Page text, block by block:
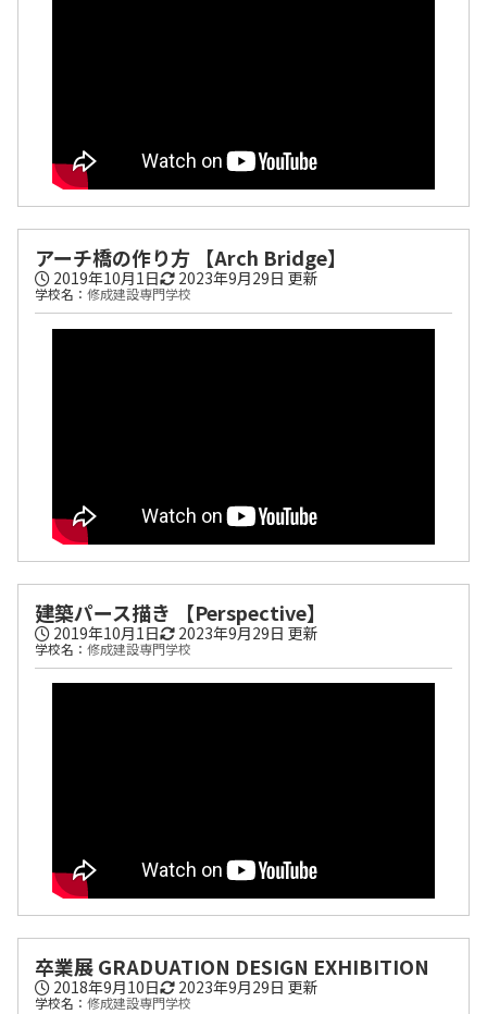
アーチ橋の作り方 【Arch Bridge】
2019年10月1日 2023年9月29日 更新
学校名： 修成建設専門学校
建築パース描き 【Perspective】
2019年10月1日 2023年9月29日 更新
学校名： 修成建設専門学校
卒業展 GRADUATION DESIGN EXHIBITION
2018年9月10日 2023年9月29日 更新
学校名： 修成建設専門学校